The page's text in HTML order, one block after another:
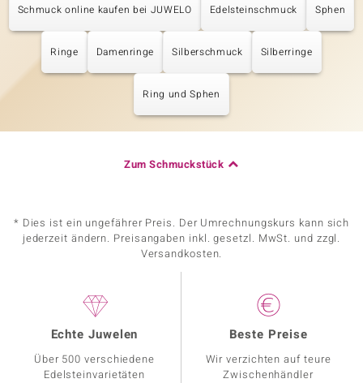
Schmuck online kaufen bei JUWELO Edelsteinschmuck Sphen
Ringe Damenringe Silberschmuck Silberringe
Ring und Sphen
Zum Schmuckstück
* Dies ist ein ungefährer Preis. Der Umrechnungskurs kann sich
jederzeit ändern. Preisangaben inkl. gesetzl. MwSt. und zzgl.
Versandkosten.
Echte Juwelen
Über 500 verschiedene
Edelsteinvarietäten
Beste Preise
Wir verzichten auf teure
Zwischenhändler